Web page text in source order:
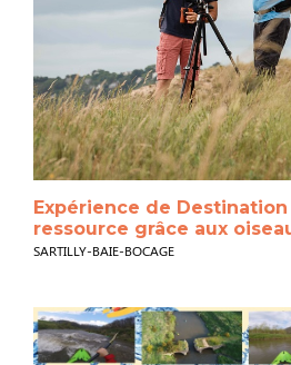
Expérience de Destination
ressource grâce aux
SARTILLY-BAIE-BOCAGE